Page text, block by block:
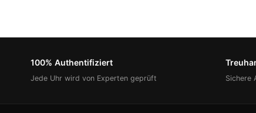
100% Authentifiziert
Jede Uhr wird von Experten geprüft Sichere